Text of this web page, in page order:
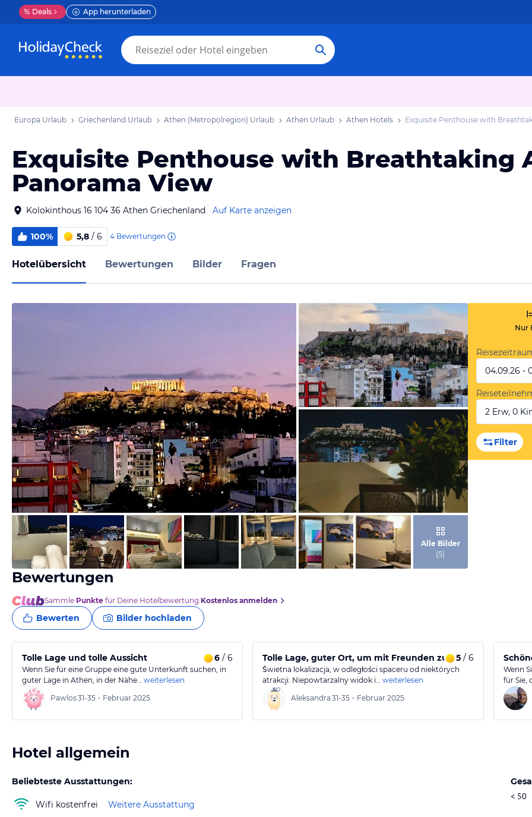
% Deals App herunterladen
Europa Urlaub Griechenland Urlaub Athen (Metropolregion) Urlaub Athen Urlaub Athen Hotels Exquisite Penthouse with
Exquisite Penthouse with Breathtaking
Panorama View
Kolokinthous 16 104 36 Athen Griechenland Auf Karte anzeigen
100% 5,8 / 6 4 Bewertungen
Hotelübersicht Bewertungen Bilder Fragen
von Booking.com
von Booking.com
von Booking.com
Alle Bilder
(5)
Nur
04.09.26 -
2 Erw, 0
Filter
Bewertungen
Sammle Punkte für Deine Hotelbewertung.Kostenlos anmelden
Bewerten Bilder hochladen
Tolle Lage und tolle Aussicht 6 / 6
Wenn Sie für eine Gruppe eine gute Unterkunft suchen, in
guter Lage in Athen, in der Nähe… weiterlesen
Pawlos31-35 • Februar 2025
Tolle Lage, guter Ort, um mit Freunden zu übernachten.
5/ 6
Świetna lokalizacja, w odległości spaceru od niektórych
atrakcji. Niepowtarzalny widok i… weiterlesen
Aleksandra 31-35 • Februar 2025
Wenn
für Sie,
Hotel allgemein
Beliebteste Ausstattungen:
Wifi kostenfrei Weitere Ausstattung
< 50